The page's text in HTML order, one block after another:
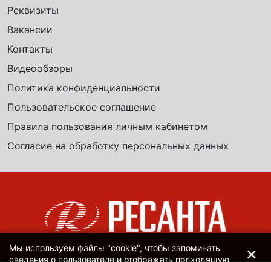
Реквизиты
Вакансии
Контакты
Видеообзоры
Политика конфиденциальности
Пользовательское соглашение
Правила пользования личным кабинетом
Согласие на обработку персональных данных
Мы используем файлы "cookie", чтобы запоминать
сведения о пользователе и отображать подходящую
×